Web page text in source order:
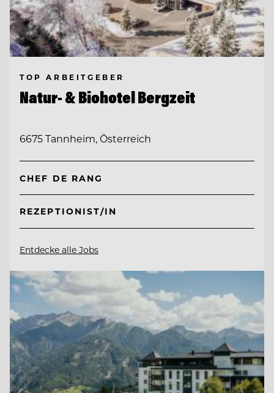
TOP ARBEITGEBER
Natur- & Biohotel Bergzeit
6675 Tannheim, Österreich
CHEF DE RANG
REZEPTIONIST/IN
Entdecke alle Jobs